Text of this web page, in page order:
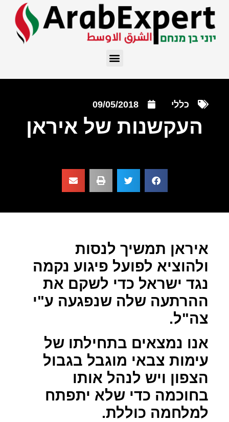
כללי 09/05/2018
העקשנות של איראן
איראן תמשיך לנסות
ולהוציא לפועל פיגוע נקמה
נגד ישראל כדי לשקם את
ההרתעה שלה שנפגעה ע"י
צה"ל.
אנו נמצאים בתחילתו של
עימות צבאי מוגבל בגבול
הצפון ויש לנהל אותו
בחוכמה כדי שלא יתפתח
למלחמה כוללת.